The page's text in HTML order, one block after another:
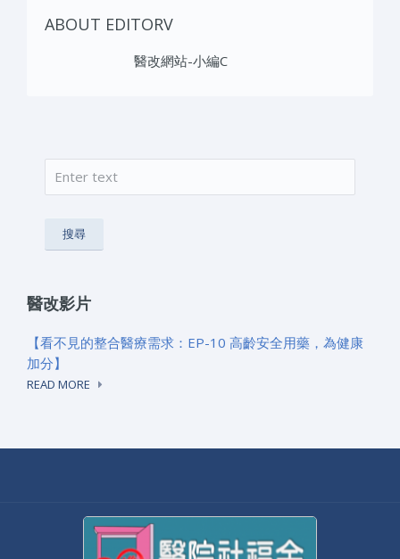
ABOUT EDITORV
醫改網站-小編C
搜尋表單
醫改影片
【看不見的整合醫療需求：EP-10 高齡安全用藥，為健康
加分】
READ MORE